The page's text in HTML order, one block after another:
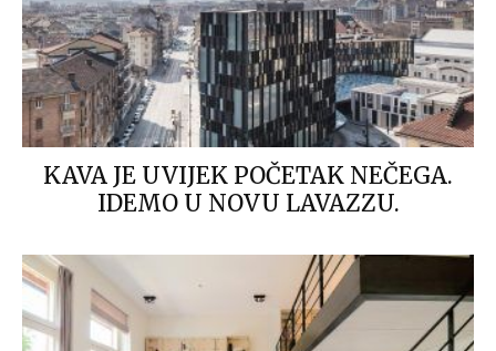
KAVA JE UVIJEK POČETAK NEČEGA.
IDEMO U NOVU LAVAZZU.